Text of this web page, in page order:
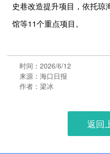
史巷改造提升项目，依托琼
馆等11个重点项目。
时间：2026/6/12
来源：海口日报
作者：梁冰
返回